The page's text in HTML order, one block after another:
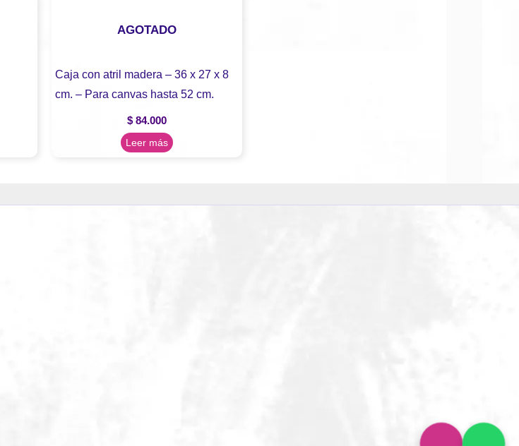
AGOTADO
Caja con atril madera – 36 x 27 x 8
cm. – Para canvas hasta 52 cm.
$84.000
Leer más